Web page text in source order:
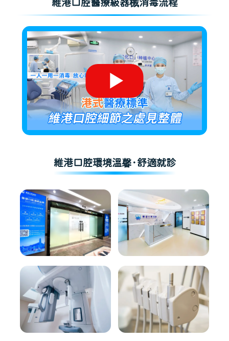
維港口腔醫療級器械消毒流程
維港口腔環境溫馨·舒適就診